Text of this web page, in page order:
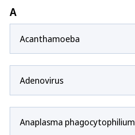
A
Acanthamoeba
Adenovirus
Anaplasma phagocytophilium